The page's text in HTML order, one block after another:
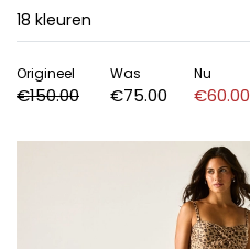
18 kleuren
Origineel
€150.00
Was
€75.00
Nu
€60.00